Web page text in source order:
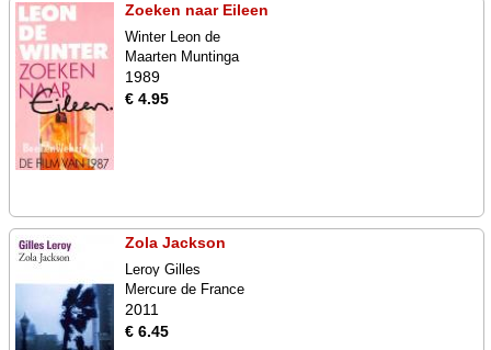
Zoeken naar Eileen
Winter Leon de
Maarten Muntinga
1989
€ 4.95
Zola Jackson
Leroy Gilles
Mercure de France
2011
€ 6.45